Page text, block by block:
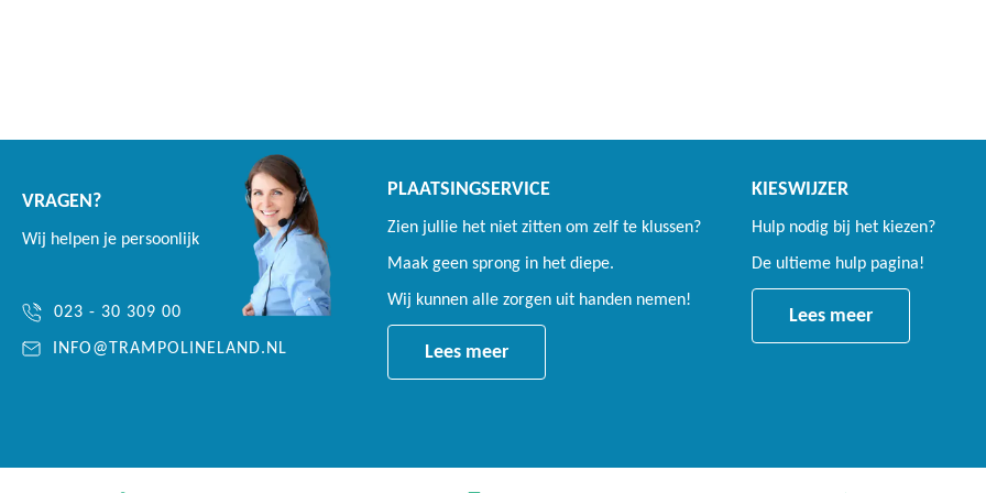
VRAGEN?
Wij helpen je persoonlijk
023 - 30 309 00
INFO@TRAMPOLINELAND.NL
PLAATSINGSERVICE
Zien jullie het niet zitten om zelf te klussen?
Maak geen sprong in het diepe.
Wij kunnen alle zorgen uit handen nemen!
Lees meer
KIESWIJZER
Hulp nodig bij het kiezen?
De ultieme hulp pagina!
Lees meer